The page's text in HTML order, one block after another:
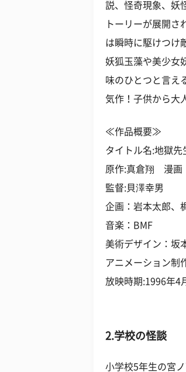
説、怪奇現象、妖
トーリーが展開さ
は瞬時に駆けつけ
妖狐玉藻や美少女
味のひとつと言え
気作！子供から大
≪作品概要≫
タイトル名:地獄先
原作:真倉翔 漫画
監督:貝澤幸男
企画：岩本太郎
音楽：BMF
美術デザイン：坂
アニメーション制
放映時期:1996年4
2.学校の怪談
小学校5年生の宮